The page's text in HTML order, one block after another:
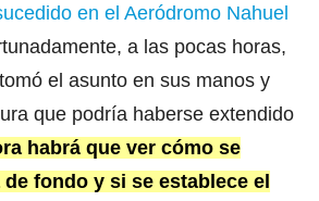
en el Aeródromo Nahuel
a las pocas horas,
el asunto en sus manos y
que podría haberse extendido
habrá que ver cómo se
fondo y si se establece el